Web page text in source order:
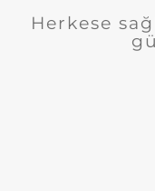
Herkese